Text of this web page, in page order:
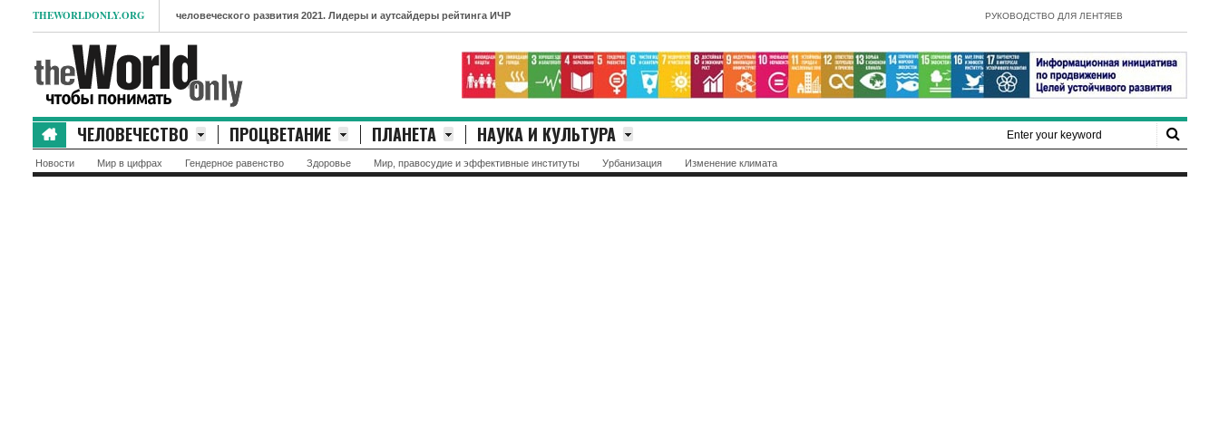
THEWORLDONLY.ORG
- Индекс человеческого развития 2021. Лидеры и аутсайдеры рейтинга ИЧР - E-Government Development Index 2022
РУКОВОДСТВО ДЛЯ ЛЕНТЯЕВ
ЧЕЛОВЕЧЕСТВО ПРОЦВЕТАНИЕ ПЛАНЕТА НАУКА И КУЛЬТУРА
Новости Мир в цифрах Гендерное равенство Здоровье Мир, правосудие и эффективные институты Урбанизация Изменение климата